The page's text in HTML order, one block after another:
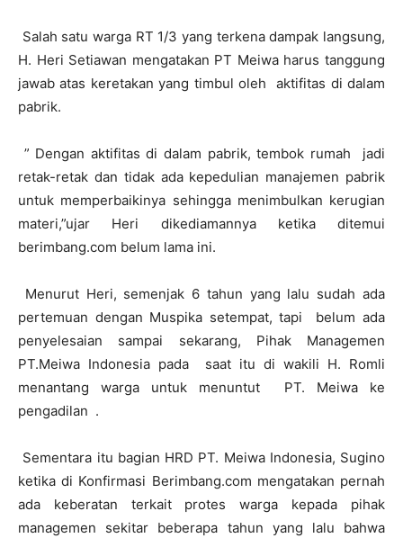
Salah satu warga RT 1/3 yang terkena dampak langsung,
H. Heri Setiawan mengatakan PT Meiwa harus tanggung
jawab atas keretakan yang timbul oleh aktifitas di dalam
pabrik.
” Dengan aktifitas di dalam pabrik, tembok rumah jadi
retak-retak dan tidak ada kepedulian manajemen pabrik
untuk memperbaikinya sehingga menimbulkan kerugian
materi,”ujar Heri dikediamannya ketika ditemui
berimbang.com belum lama ini.
Menurut Heri, semenjak 6 tahun yang lalu sudah ada
pertemuan dengan Muspika setempat, tapi belum ada
penyelesaian sampai sekarang, Pihak Managemen
PT.Meiwa Indonesia pada saat itu di wakili H. Romli
menantang warga untuk menuntut PT. Meiwa ke
pengadilan .
Sementara itu bagian HRD PT. Meiwa Indonesia, Sugino
ketika di Konfirmasi Berimbang.com mengatakan pernah
ada keberatan terkait protes warga kepada pihak
managemen sekitar beberapa tahun yang lalu bahwa